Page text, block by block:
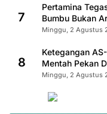
7
Pertamina
Bumbu Bukan
Minggu, 2 Agustus
8
Ketegangan
Mentah Pekan
Minggu, 2 Agustus